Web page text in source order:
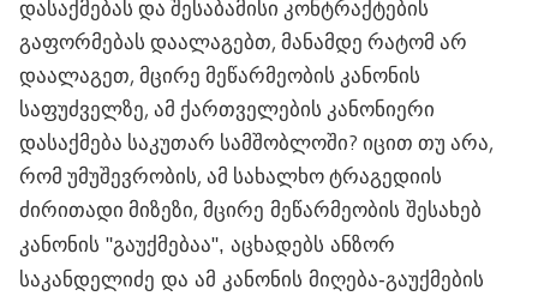
დასაქმებას და შესაბამისი კონტრაქტების
გაფორმებას დაალაგებთ, მანამდე რატომ არ
დაალაგეთ, მცირე მეწარმეობის კანონის
საფუძველზე, ამ ქართველების კანონიერი
დასაქმება საკუთარ სამშობლოში? იცით თუ არა,
რომ უმუშევრობის, ამ სახალხო ტრაგედიის
ძირითადი მიზეზი, მცირე მეწარმეობის შესახებ
კანონის "გაუქმებაა", აცხადებს ანზორ
საკანდელიძე და ამ კანონის მიღება-გაუქმების